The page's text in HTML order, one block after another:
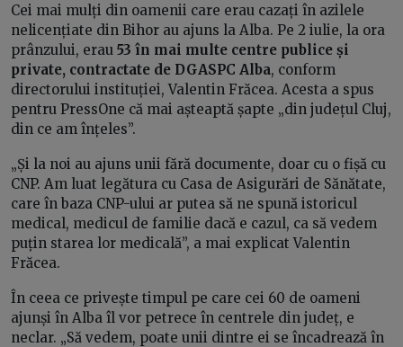
Cei mai mulți din oamenii care erau cazați în azilele
nelicențiate din Bihor au ajuns la Alba. Pe 2 iulie, la ora
prânzului, erau 53 în mai multe centre publice și
private, contractate de DGASPC Alba, conform
directorului instituției, Valentin Frăcea. Acesta a spus
pentru PressOne că mai așteaptă șapte „din județul Cluj,
din ce am înțeles”.
„Și la noi au ajuns unii fără documente, doar cu o fișă cu
CNP. Am luat legătura cu Casa de Asigurări de Sănătate,
care în baza CNP-ului ar putea să ne spună istoricul
medical, medicul de familie dacă e cazul, ca să vedem
puțin starea lor medicală”, a mai explicat Valentin
Frăcea.
În ceea ce privește timpul pe care cei 60 de oameni
ajunși în Alba îl vor petrece în centrele din județ, e
neclar. „Să vedem, poate unii dintre ei se încadrează în